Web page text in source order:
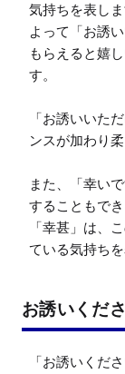
気持ちを表しま
よって「お誘
もらえると嬉
す。
「お誘いいた
ンスが加わり
また、「幸い
することもでき
「幸甚」は、
ている気持ち
お誘いくだ
「お誘いくだ